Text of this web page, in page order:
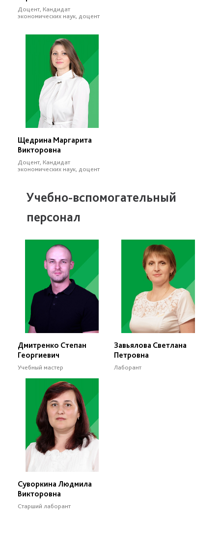
Доцент, Кандидат
экономических наук, доцент
Щедрина Маргарита
Викторовна
Доцент, Кандидат
экономических наук, доцент
Учебно-вспомогательный
персонал
Дмитренко Степан
Георгиевич
Учебный мастер
Завьялова Светлана
Петровна
Лаборант
Суворкина Людмила
Викторовна
Старший лаборант